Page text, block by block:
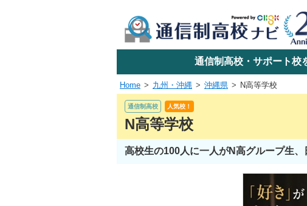
学校名で探す
関東
通信制高校・サポート校
Home 九州・沖縄 沖縄県 N高等学校
通信制高校 人気校！
N高等学校
高校生の100人に一人がN高グループ生